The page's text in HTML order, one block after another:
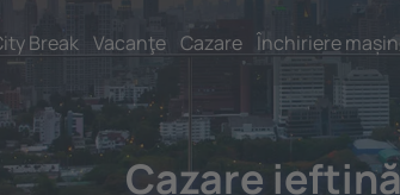
Break Vacanţe Cazare Închiriere
Cazare